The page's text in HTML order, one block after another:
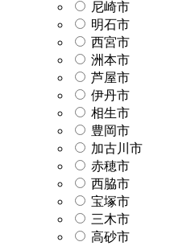
尼崎市
明石市
西宮市
洲本市
芦屋市
伊丹市
相生市
豊岡市
加古川市
赤穂市
西脇市
宝塚市
三木市
高砂市